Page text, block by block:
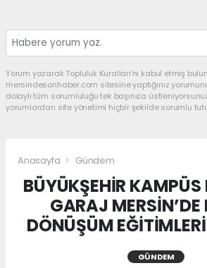
Yorum yazarak Topluluk Kuralları’nı kabul etmiş
mersindesonhaber.com sitesine yaptığınız
dolaylı tüm sorumluluğu tek başınıza
yorumlardan site yönetimi hiçbir şekilde sorumlu
Anasayfa Gündem
BÜYÜKŞEHİR KAMPÜS
GARAJ
DÖNÜŞÜM
GÜNDEM